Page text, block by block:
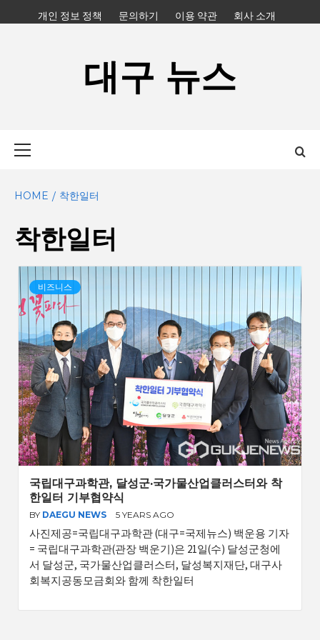
to
개인 정보 정책 문의하기 이용 약관 회사 소개
대구 뉴스
HOME 착한일터
착한일터
비즈니스
국립대구과학관, 달성군·국가물산업클러스터와 착
한일터 기부협약식
BY DAEGU NEWS 5 YEARS AGO
사진제공=국립대구과학관 (대구=국제뉴스) 백운용 기자
= 국립대구과학관(관장 백운기)은 21일(수) 달성군청에
서 달성군, 국가물산업클러스터, 달성복지재단, 대구사
회복지공동모금회와 함께 착한일터